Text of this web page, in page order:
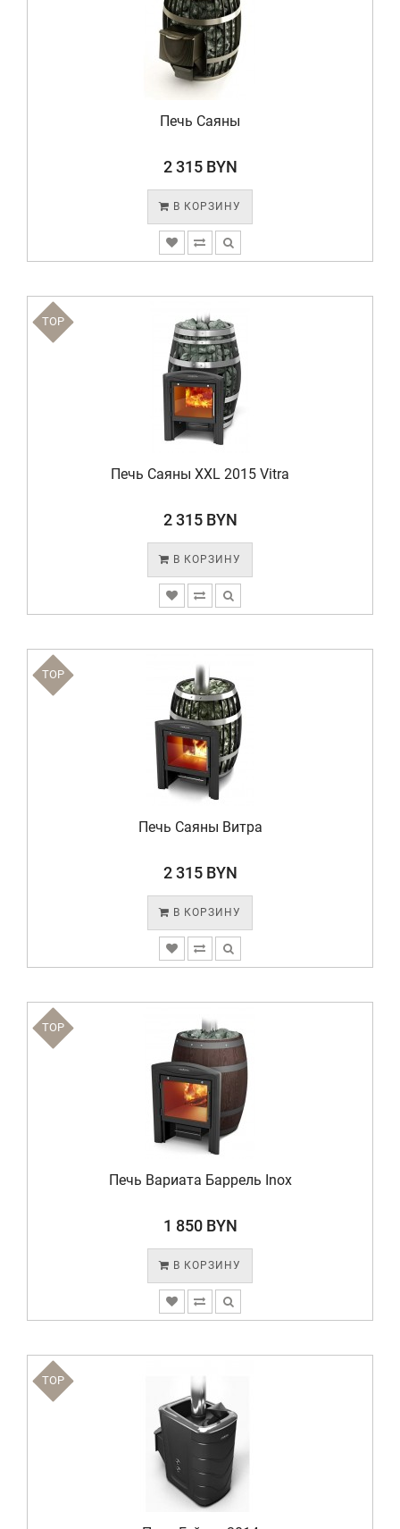
Печь Саяны
2 315 BYN
В КОРЗИНУ
TOP
Печь Саяны XXL 2015 Vitra
2 315 BYN
В КОРЗИНУ
TOP
Печь Саяны Витра
2 315 BYN
В КОРЗИНУ
TOP
Печь Вариата Баррель Inox
1 850 BYN
В КОРЗИНУ
TOP